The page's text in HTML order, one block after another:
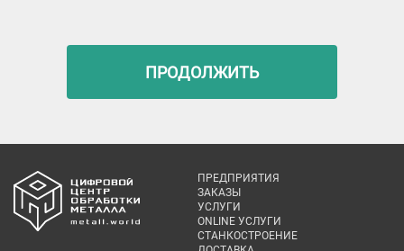
ПРОДОЛЖИТЬ
ПРЕДПРИЯТИЯ
ЗАКАЗЫ
УСЛУГИ
ONLINE УСЛУГИ
СТАНКОСТРОЕНИЕ